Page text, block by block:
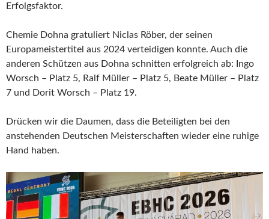
Erfolgsfaktor.
Chemie Dohna gratuliert Niclas Röber, der seinen
Europameistertitel aus 2024 verteidigen konnte. Auch die
anderen Schützen aus Dohna schnitten erfolgreich ab: Ingo
Worsch – Platz 5, Ralf Müller – Platz 5, Beate Müller – Platz
7 und Dorit Worsch – Platz 19.
Drücken wir die Daumen, dass die Beteiligten bei den
anstehenden Deutschen Meisterschaften wieder eine ruhige
Hand haben.